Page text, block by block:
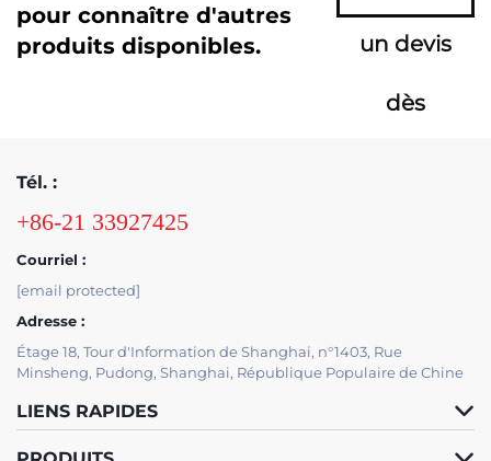
pour connaître d'autres
produits disponibles.
un devis
dès
Tél. :
+86-21 33927425
Courriel :
[email protected]
Adresse :
Étage 18, Tour d'Information de Shanghai, n°1403, Rue
Minsheng, Pudong, Shanghai, République Populaire de Chine
LIENS RAPIDES